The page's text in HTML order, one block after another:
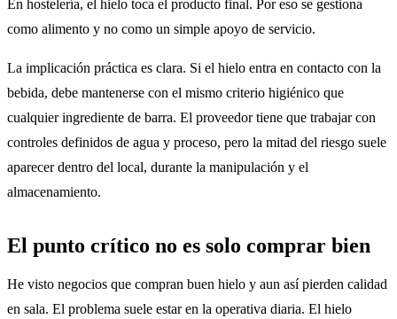
En hostelería, el hielo toca el producto final. Por eso se gestiona
como alimento y no como un simple apoyo de servicio.
La implicación práctica es clara. Si el hielo entra en contacto con la
bebida, debe mantenerse con el mismo criterio higiénico que
cualquier ingrediente de barra. El proveedor tiene que trabajar con
controles definidos de agua y proceso, pero la mitad del riesgo suele
aparecer dentro del local, durante la manipulación y el
almacenamiento.
El punto crítico no es solo comprar bien
He visto negocios que compran buen hielo y aun así pierden calidad
en sala. El problema suele estar en la operativa diaria. El hielo